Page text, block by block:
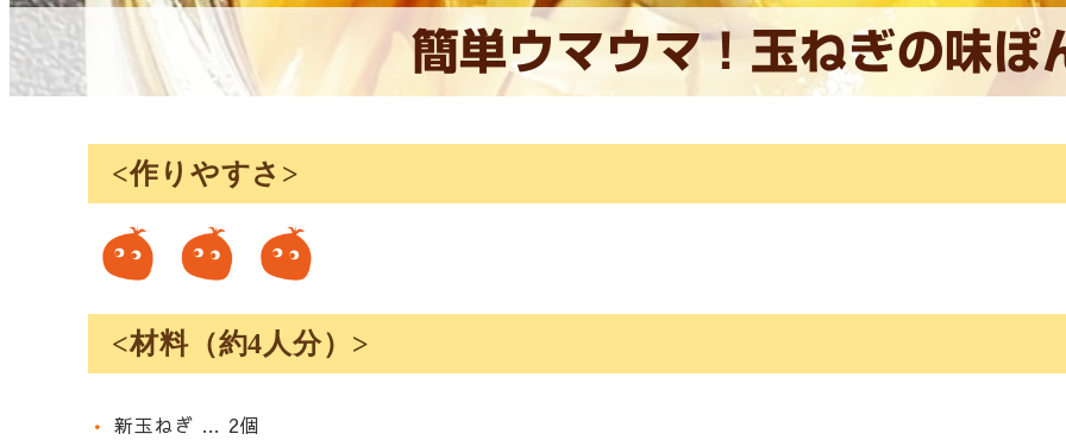
簡単ウマウマ！玉ねぎの味ぽ
<作りやすさ>
<材料（約4人分）>
• 新玉ねぎ … 2個